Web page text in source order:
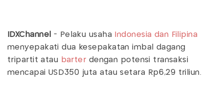
IDXChannel - Pelaku usaha
Indonesia dan Filipina
menyepakati dua kesepakatan imbal dagang
tripartit atau barter dengan potensi transaksi
mencapai USD350 juta atau setara Rp6,29 triliun.